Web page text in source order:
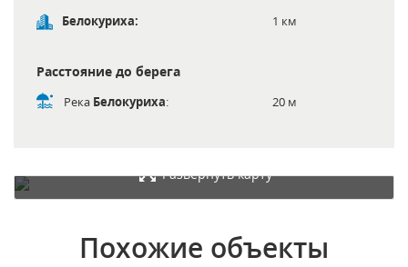
Белокуриха: 1 км
Расстояние до берега
Река Белокуриха: 20 м
Развернуть карту
Похожие объекты